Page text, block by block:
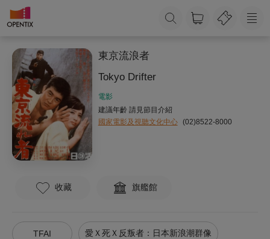
東京流浪者
Tokyo Drifter
電影
建議年齡 請見節目介紹
國家電影及視聽文化中心 (02)8522-8000
收藏 旗艦館
TFAI 愛Ｘ死Ｘ反叛者：日本新浪潮群像